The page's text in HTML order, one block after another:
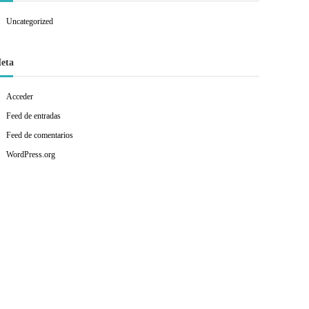
Uncategorized
Acceder
Feed de entradas
Feed de comentarios
WordPress.org